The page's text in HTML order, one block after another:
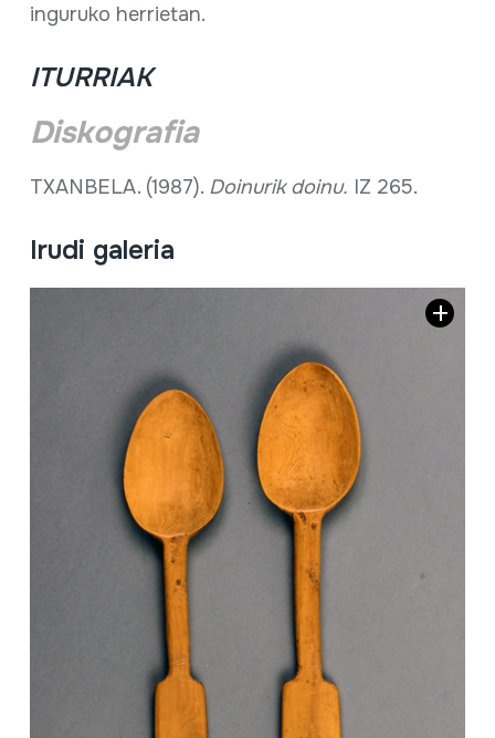
inguruko herrietan.
ITURRIAK
Diskografia
TXANBELA. (1987). Doinurik doinu. IZ 265.
Irudi galeria